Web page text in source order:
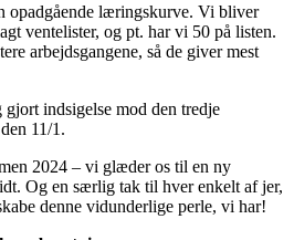
opadgående læringskurve. Vi bliver
ventelister, og pt. har vi 50 på listen.
arbejdsgangene, så de giver mest
indsigelse mod den tredje
11/1.
2024 – vi glæder os til en ny
Og en særlig tak til hver enkelt af jer,
denne vidunderlige perle, vi har!